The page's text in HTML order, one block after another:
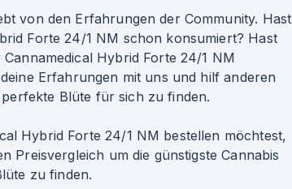
von den Erfahrungen der Community. Hast
Forte 24/1 NM schon konsumiert? Hast
Hybrid Forte 24/1 NM
Erfahrungen mit uns und hilf anderen
Blüte für sich zu finden.
Hybrid Forte 24/1 NM bestellen möchtest,
Preisvergleich um die günstigste Cannabis
zu finden.